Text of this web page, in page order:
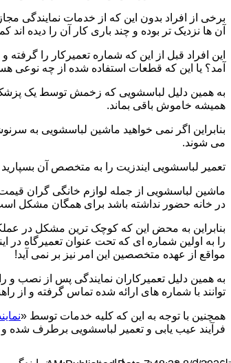
برخی از افراد بدون این که از خدمات نمایندگی
آن ها نزدیک تر بوده و چند باری کار آن را دیده اند
این افراد قبل از این که شماره تعمیرکار را
آمد؟ یا این که قطعات استفاده شده از چه نوعی
به همین دلیل لباسشویی که زخمش توسط یک پزشک
همیشه خاموش باقی بماند.
بنابراین اگر نمی خواهید ماشین لباسشویی به
می شوند.
تعمیر لباسشویی ایندزیت را به متخصص آن بسپارید
ماشین لباسشویی از جمله لوازم خانگی گران
در خانه حضور نداشته باشد برای همگان مشکل
بنابراین به محض این که کوچک ترین مشکل در
را به اولین شماره ای که تحت عنوان تعمیرگاه در
مواقع از عهده متخصصین این امر نیز بر نمی آید!
به همین دلیل تعمیرکاران نمایندگی پس از نصب و
توانند با شماره های ارائه شده تماس گرفته و از
همچنین با توجه به این که کلیه خدمات توسط «
فرآیند عیب یابی و تعمیر لباسشویی برطرف شده و